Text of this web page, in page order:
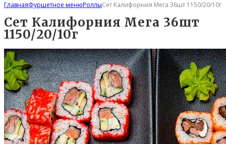
ГлавнаяФуршетное менюРоллыСет Калифорния Мега 36шт 1150/20/10г
Сет Калифорния Мега 36шт
1150/20/10г